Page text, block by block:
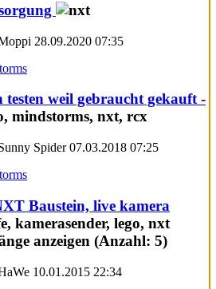
28.09.2020 07:35
testen weil gebraucht gekauft -
Spider 07.03.2018 07:25
Baustein, live kamera
10.01.2015 22:34